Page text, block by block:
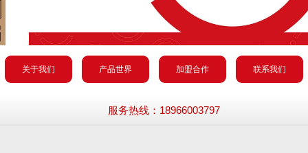
关于我们 产品世界 加盟合作 联系我们
服务热线：18966003797